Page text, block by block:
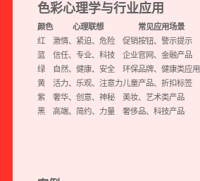
色彩心理学与行业应用
颜色 心理联想
常见应用场景
红
激情、紧迫、危险
促销按钮、警示提示
蓝
信任、专业、科技
企业官网、金融产品
绿
自然、健康、安全
环保品牌、健康类应用
黄
活力、乐观、注意力儿童产品、折扣标签
紫
奢华、创意、神秘
美妆、艺术类产品
黑
高端、简约、力量 奢侈品、科技产品